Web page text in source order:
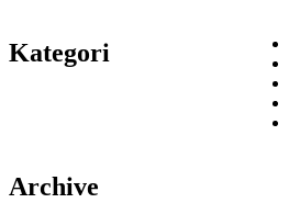
Kategori
Archive